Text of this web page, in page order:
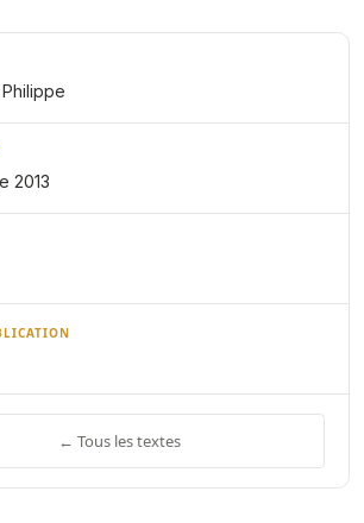
Philippe
2013
← Tous les textes